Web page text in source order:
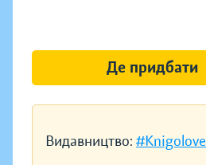
Видавництво: #Knigolove
Де придбати